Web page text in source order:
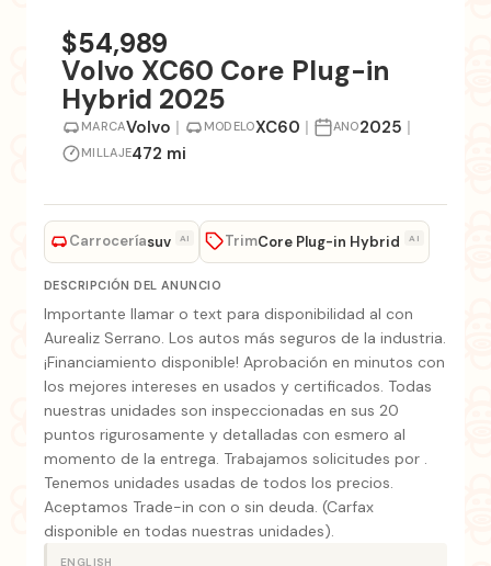
$54,989
Volvo XC60 Core Plug-in
Hybrid 2025
MARCAVolvo | MODELOXC60 | ANO2025 |
MILLAJE472 mi
Carroceríasuv AI TrimCore Plug-in Hybrid AI
DESCRIPCIÓN DEL ANUNCIO
Importante llamar o text para disponibilidad al con
Aurealiz Serrano. Los autos más seguros de la industria.
¡Financiamiento disponible! Aprobación en minutos con
los mejores intereses en usados y certificados. Todas
nuestras unidades son inspeccionadas en sus 20
puntos rigurosamente y detalladas con esmero al
momento de la entrega. Trabajamos solicitudes por .
Tenemos unidades usadas de todos los precios.
Aceptamos Trade-in con o sin deuda. (Carfax
disponible en todas nuestras unidades).
ENGLISH